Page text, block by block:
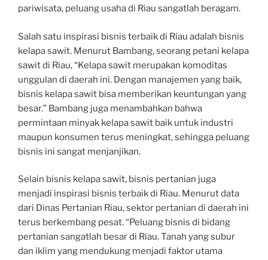
pariwisata, peluang usaha di Riau sangatlah beragam.
Salah satu inspirasi bisnis terbaik di Riau adalah bisnis
kelapa sawit. Menurut Bambang, seorang petani kelapa
sawit di Riau, “Kelapa sawit merupakan komoditas
unggulan di daerah ini. Dengan manajemen yang baik,
bisnis kelapa sawit bisa memberikan keuntungan yang
besar.” Bambang juga menambahkan bahwa
permintaan minyak kelapa sawit baik untuk industri
maupun konsumen terus meningkat, sehingga peluang
bisnis ini sangat menjanjikan.
Selain bisnis kelapa sawit, bisnis pertanian juga
menjadi inspirasi bisnis terbaik di Riau. Menurut data
dari Dinas Pertanian Riau, sektor pertanian di daerah ini
terus berkembang pesat. “Peluang bisnis di bidang
pertanian sangatlah besar di Riau. Tanah yang subur
dan iklim yang mendukung menjadi faktor utama